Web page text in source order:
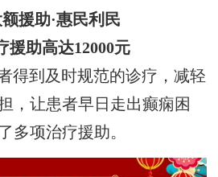
援助·惠民利民
援助高达12000元
得到及时规范的诊疗，减轻
，让患者早日走出癫痫困
多项治疗援助。